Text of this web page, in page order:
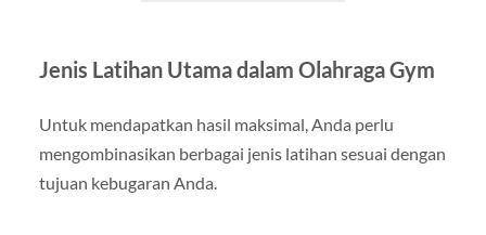
Jenis Latihan Utama dalam Olahraga Gym
Untuk mendapatkan hasil maksimal, Anda perlu
mengombinasikan berbagai jenis latihan sesuai dengan
tujuan kebugaran Anda.